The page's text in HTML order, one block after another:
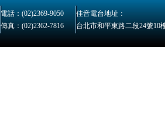
電話：(02)2369-9050
佳音電台地址：
傳真：(02)2362-7816
台北市和平東路二段24號10